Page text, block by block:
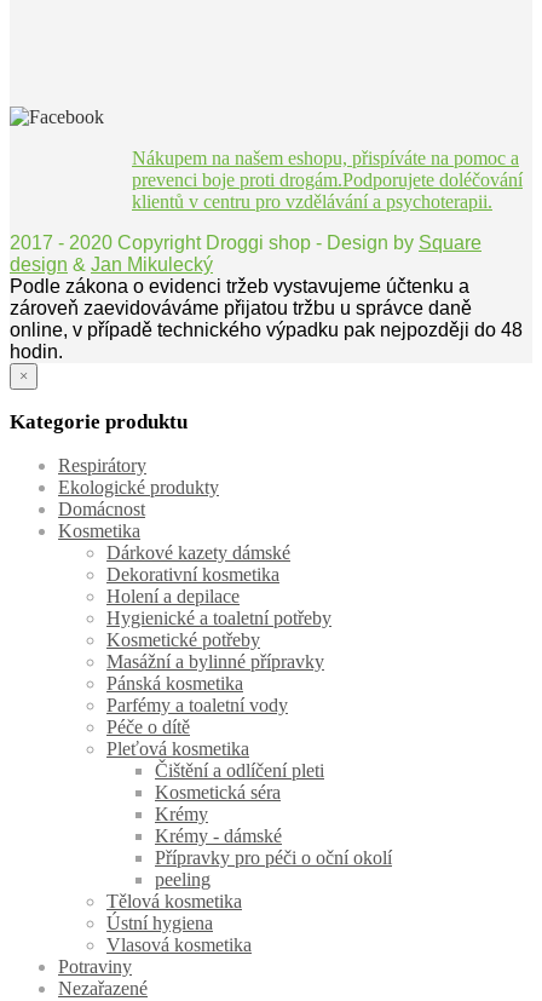
Nákupem na našem eshopu, přispíváte na pomoc a
prevenci boje proti drogám.Podporujete doléčování
klientů v centru pro vzdělávání a psychoterapii.
2017 - 2020 Copyright Droggi shop - Design by Square
design & Jan Mikulecký
Podle zákona o evidenci tržeb vystavujeme účtenku a
zároveň zaevidováváme přijatou tržbu u správce daně
online, v případě technického výpadku pak nejpozději do 48
hodin.
×
Kategorie produktu
Respirátory
Ekologické produkty
Domácnost
Kosmetika
Dárkové kazety dámské
Dekorativní kosmetika
Holení a depilace
Hygienické a toaletní potřeby
Kosmetické potřeby
Masážní a bylinné přípravky
Pánská kosmetika
Parfémy a toaletní vody
Péče o dítě
Pleťová kosmetika
Čištění a odlíčení pleti
Kosmetická séra
Krémy
Krémy - dámské
Přípravky pro péči o oční okolí
peeling
Tělová kosmetika
Ústní hygiena
Vlasová kosmetika
Potraviny
Nezařazené